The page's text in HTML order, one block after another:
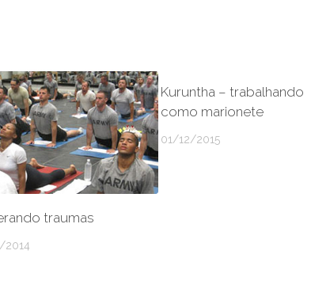
traumas
2014
Kuruntha – trabalhando
como marionete
01/12/2015